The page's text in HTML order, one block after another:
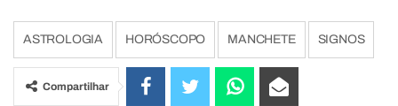
ASTROLOGIA HORÓSCOPO MANCHETE SIGNOS
Compartilhar